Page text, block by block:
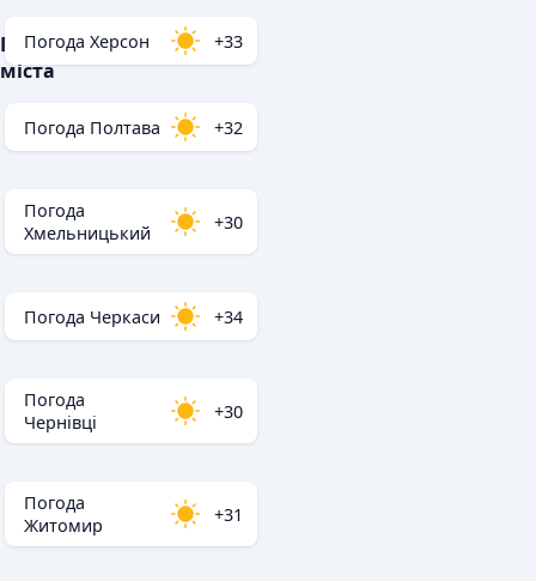
Популярні
міста
Погода Херсон +33
Погода Полтава +32
Погода
Хмельницький
+30
Погода Черкаси +34
Погода
Чернівці
+30
Погода
Житомир
+31